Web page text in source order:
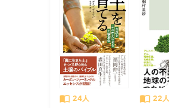
import_contacts 24人
import_contacts 22人